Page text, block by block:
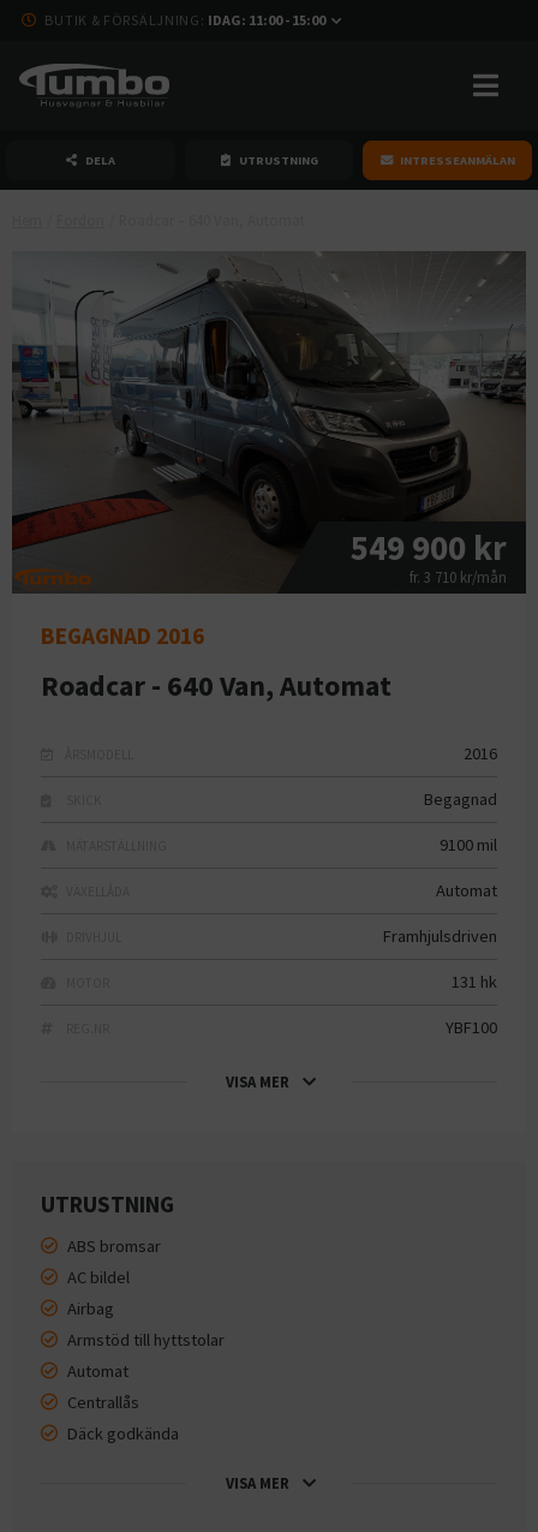
BUTIK & FÖRSÄLJNING: IDAG: 11:00 - 15:00
DELA UTRUSTNING INTRESSEANMÄLAN
549 900 kr
fr. 3 710 kr/mån
BEGAGNAD 2016
Roadcar - 640 Van, Automat
2016
Begagnad
9100 mil
Automat
Framhjulsdriven
131 hk
YBF100
VISA MER
UTRUSTNING
ABS bromsar
AC bildel
Airbag
Armstöd till hyttstolar
Automat
Centrallås
Däck godkända
VISA MER